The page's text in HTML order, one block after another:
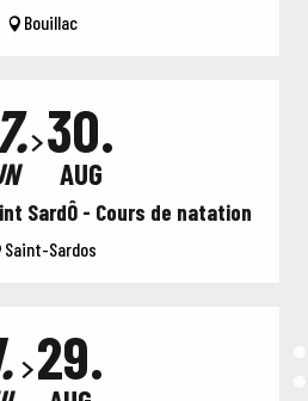
Bouillac
30.
AUG
SardÔ - Cours de natation
Saint-Sardos
29.